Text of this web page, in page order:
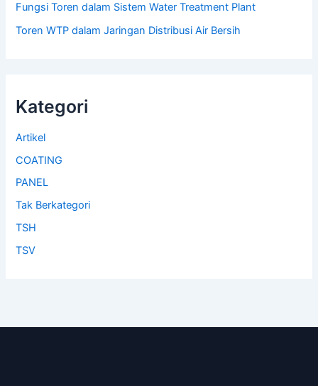
Fungsi Toren dalam Sistem Water Treatment Plant
Toren WTP dalam Jaringan Distribusi Air Bersih
Kategori
Artikel
COATING
PANEL
Tak Berkategori
TSH
TSV